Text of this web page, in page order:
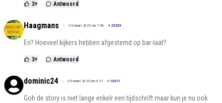
3+ Antwoord
Haagmans 03 maart 2025 om 7:48 + 29259
En? Hoeveel kijkers hebben afgestemd op bar-laat?
3+ Antwoord
dominic24 03 maart 2025 om 4:27 + 10217
Goh de story is niet lange enkelr een tijdschrift maar kun je nu ook